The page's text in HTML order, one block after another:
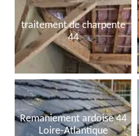
traitement de charpente
44
Remaniement ardoise 44
Loire-Atlantique